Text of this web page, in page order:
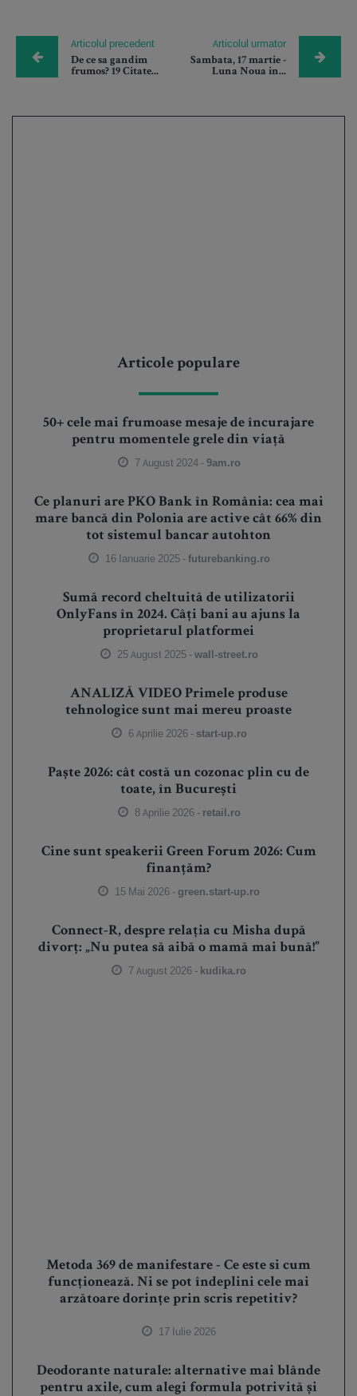
Articolul precedent
De ce sa gandim
frumos? 19 Citate...
Articolul urmator
Sambata, 17 martie -
Luna Noua in...
Articole populare
50+ cele mai frumoase mesaje de încurajare
pentru momentele grele din viață
7 August 2024 -9am.ro
Ce planuri are PKO Bank în România: cea mai
mare bancă din Polonia are active cât 66% din
tot sistemul bancar autohton
16 Ianuarie 2025 -futurebanking.ro
Sumă record cheltuită de utilizatorii
OnlyFans în 2024. Câți bani au ajuns la
proprietarul platformei
25 August 2025 -wall-street.ro
ANALIZĂ VIDEO Primele produse
tehnologice sunt mai mereu proaste
6 Aprilie 2026 - start-up.ro
Paște 2026: cât costă un cozonac plin cu de
toate, în București
8 Aprilie 2026 - retail.ro
Cine sunt speakerii Green Forum 2026: Cum
finanțăm?
15 Mai 2026 - green.start-up.ro
Connect-R, despre relația cu Misha după
divorț: „Nu putea să aibă o mamă mai bună!”
7 August 2026 - kudika.ro
Metoda 369 de manifestare - Ce este si cum
funcționează. Ni se pot îndeplini cele mai
arzătoare dorințe prin scris repetitiv?
17 Iulie 2026
Deodorante naturale: alternative mai blânde
pentru axile, cum alegi formula potrivită și